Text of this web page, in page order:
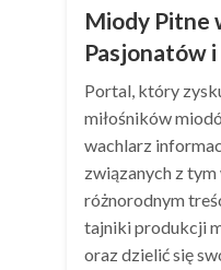
Miody Pitne
Pasjonatów
Portal, który
miłośników
wachlarz
związanych z
różnorodnym
tajniki produkcji
oraz dzielić się